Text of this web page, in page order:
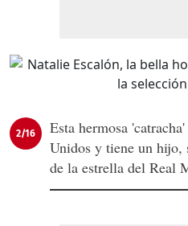
2/16
Esta hermosa
Unidos y tiene un hijo,
de la estrella del Real